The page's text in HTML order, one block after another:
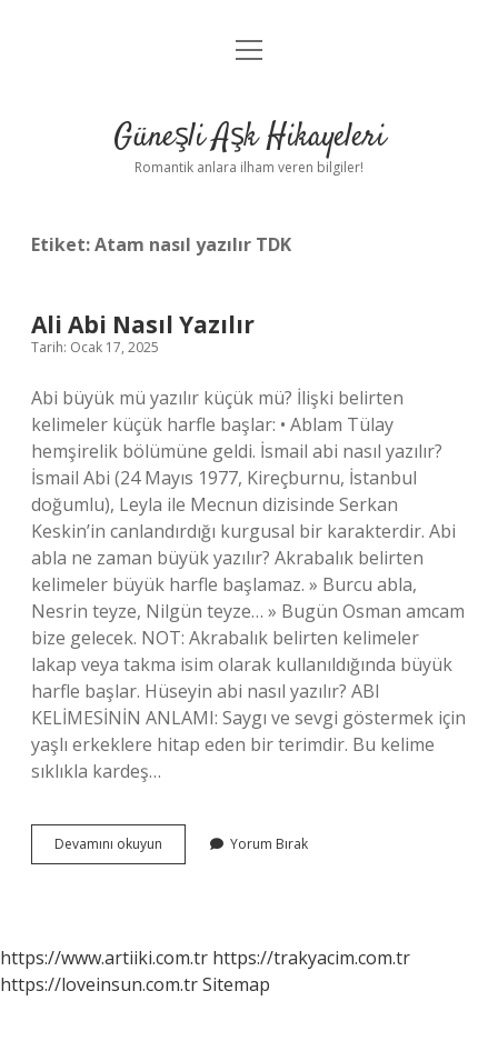
Anasayfa
Yasal Uyarı
menüyü
Güneşli Aşk Hikayeleri
Romantik anlara ilham veren bilgiler!
Etiket:Atam nasıl yazılır TDK
Ali Abi Nasıl Yazılır
Tarih: Ocak 17, 2025
Abi büyük mü yazılır küçük mü? İlişki belirten
kelimeler küçük harfle başlar: • Ablam Tülay
hemşirelik bölümüne geldi. İsmail abi nasıl yazılır?
İsmail Abi (24 Mayıs 1977, Kireçburnu, İstanbul
doğumlu), Leyla ile Mecnun dizisinde Serkan
Keskin’in canlandırdığı kurgusal bir karakterdir. Abi
abla ne zaman büyük yazılır? Akrabalık belirten
kelimeler büyük harfle başlamaz. » Burcu abla,
Nesrin teyze, Nilgün teyze… » Bugün Osman amcam
bize gelecek. NOT: Akrabalık belirten kelimeler
lakap veya takma isim olarak kullanıldığında büyük
harfle başlar. Hüseyin abi nasıl yazılır? ABI
KELİMESİNİN ANLAMI: Saygı ve sevgi göstermek için
yaşlı erkeklere hitap eden bir terimdir. Bu kelime
sıklıkla kardeş…
Devamını okuyun
Abi
Yorum Bırak
https://www.artiiki.com.tr https://trakyacim.com.tr
https://loveinsun.com.trSitemap